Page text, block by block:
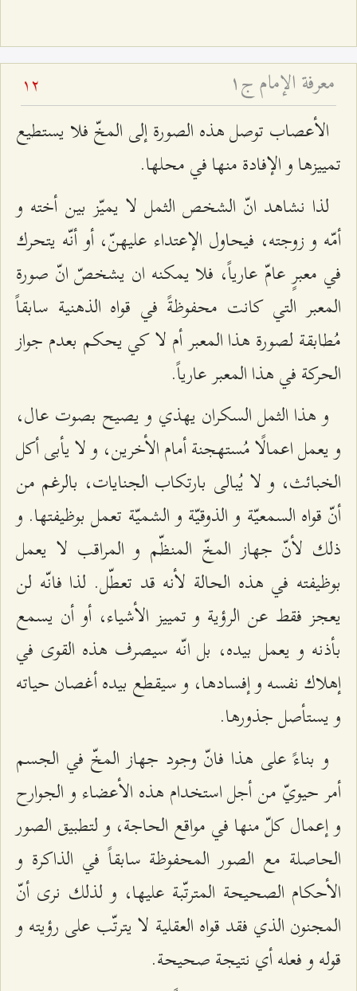
معرفة الإمام ج۱ 12
الأعصاب توصل هذه الصورة إلى المخّ فلا يستطيع
تمييزها و الإفادة منها في محلها.
لذا نشاهد انّ الشخص الثمل لا يميّز بين أخته و
أمّه و زوجته، فيحاول الإعتداء عليهنّ، أو أنّه يتحرك
في معبرٍ عامّ عارياً، فلا يمكنه ان يشخصّ انّ صورة
المعبر التي كانت محفوظةً في قواه الذهنية سابقاً
مُطابقة لصورة هذا المعبر أم لا كي يحكم بعدم جواز
الحركة في هذا المعبر عارياً.
و هذا الثمل السكران يهذي و يصيح بصوت عال،
و يعمل اعمالًا مُستهجنة أمام الأخرين، و لا يأبى أكل
الخبائث، و لا يُبالى بارتكاب الجنايات، بالرغم من
أنّ قواه السمعيّة و الذوقيّة و الشميّة تعمل بوظيفتها. و
ذلك لأنّ جهاز المخّ المنظّم و المراقب لا يعمل
بوظيفته في هذه الحالة لأنه قد تعطّل. لذا فانّه لن
يعجز فقط عن الرؤية و تمييز الأشياء، أو أن يسمع
بأذنه و يعمل بيده، بل انّه سيصرف هذه القوى في
إهلاك نفسه و إفسادها، و سيقطع بيده أغصان حياته
و يستأصل جذورها.
و بناءً على هذا فانّ وجود جهاز المخّ في الجسم
أمر حيويّ من أجل استخدام هذه الأعضاء و الجوارح
و إعمال كلّ منها في مواقع الحاجة، و لتطبيق الصور
الحاصلة مع الصور المحفوظة سابقاً في الذاكرة و
الأحكام الصحيحة المترتّبة عليها، و لذلك نرى أنّ
المجنون الذي فقد قواه العقلية لا يترتّب على رؤيته و
قوله و فعله أي نتيجة صحيحة.